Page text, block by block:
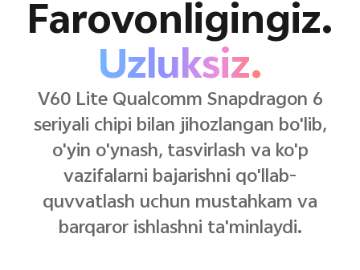
Farovonligingiz.
Uzluksiz.
V60 Lite Qualcomm Snapdragon 6
seriyali chipi bilan jihozlangan bo'lib,
o'yin o'ynash, tasvirlash va ko'p
vazifalarni bajarishni qo'llab-
quvvatlash uchun mustahkam va
barqaror ishlashni ta'minlaydi.